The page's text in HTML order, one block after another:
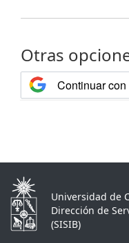
Otras
Continuar
Universidad de
Dirección de
(SISIB)